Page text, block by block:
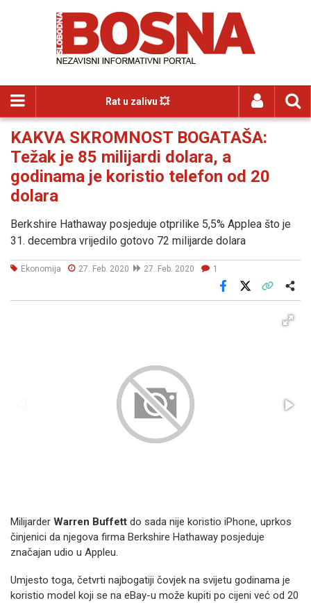
Rat u zalivu 💥
KAKVA SKROMNOST BOGATAŠA:
Težak je 85 milijardi dolara, a
godinama je koristio telefon od 20
dolara
Berkshire Hathaway posjeduje otprilike 5,5% Applea što je
31. decembra vrijedilo gotovo 72 milijarde dolara
Ekonomija 27. Feb. 2020 27. Feb. 2020 1
Facebook
Milijarder Warren Buffett do sada nije koristio iPhone, uprkos
činjenici da njegova firma Berkshire Hathaway posjeduje
značajan udio u Appleu.
Umjesto toga, četvrti najbogatiji čovjek na svijetu godinama je
koristio model koji se na eBay-u može kupiti po cijeni već od 20